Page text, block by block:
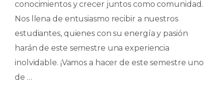
conocimientos y crecer juntos como comunidad.
Nos llena de entusiasmo recibir a nuestros
estudiantes, quienes con su energía y pasión
harán de este semestre una experiencia
inolvidable. ¡Vamos a hacer de este semestre uno
de …